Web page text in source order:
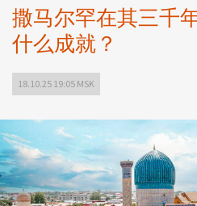
撒马尔罕在其三千
什么成就？
18.10.25 19:05 MSK